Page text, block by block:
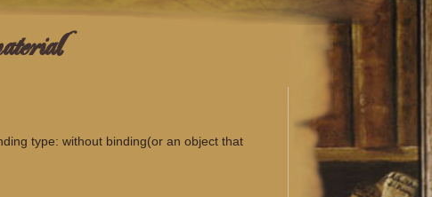
type: without binding(or an object that